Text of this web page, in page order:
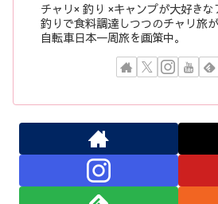
チャリ× 釣り ×キャンプが大好きな
釣りで食料調達しつつのチャリ旅が
自転車日本一周旅を画策中。